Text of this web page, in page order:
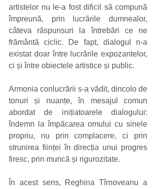
artistelor nu le-a fost dificil să compună
împreună, prin lucrările dumnealor,
câteva răspunsuri la întrebări ce ne
frământă ciclic. De fapt, dialogul n-a
existat doar între lucrările expozantelor,
ci și între obiectele artistice și public.
Armonia conlucrării s-a vădit, dincolo de
tonuri și nuanțe, în mesajul comun
abordat de inițiatoarele dialogului:
îndemn la împăcarea omului cu sinele
propriu, nu prin complacere, ci prin
strunirea ființei în direcția unui progres
firesc, prin muncă și rigurozitate.
În acest sens, Reghina Tîrnoveanu a